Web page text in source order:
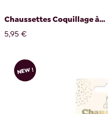
Chaussettes Coquillage à...
5,95 €
NEW !